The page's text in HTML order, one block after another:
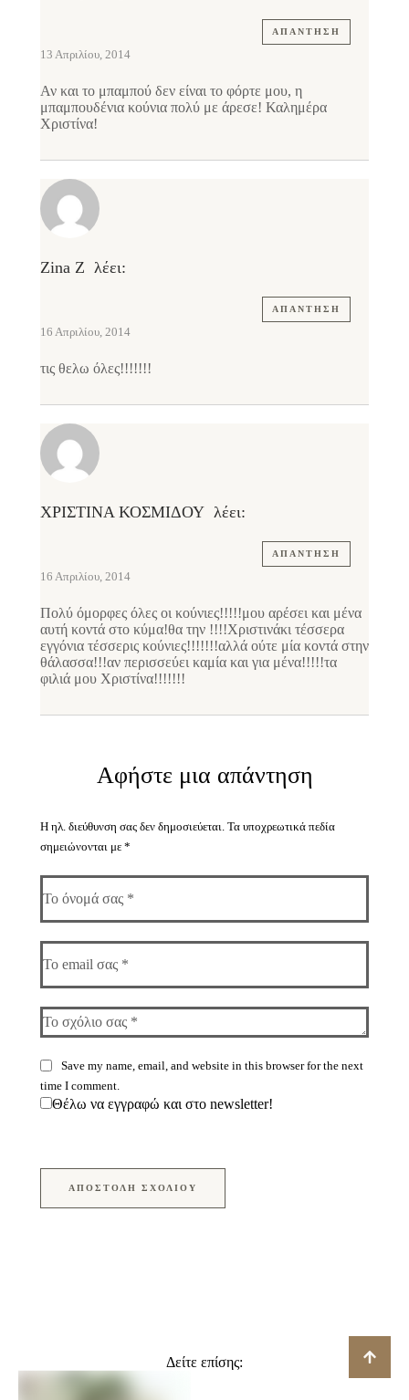
ΑΠΆΝΤΗΣΗ
13 Απριλίου, 2014
Αν και το μπαμπού δεν είναι το φόρτε μου, η
μπαμπουδένια κούνια πολύ με άρεσε! Καλημέρα
Χριστίνα!
Zina Z λέει:
ΑΠΆΝΤΗΣΗ
16 Απριλίου, 2014
τις θελω όλες!!!!!!!
ΧΡΙΣΤΙΝΑ ΚΟΣΜΙΔΟΥ λέει:
ΑΠΆΝΤΗΣΗ
16 Απριλίου, 2014
Πολύ όμορφες όλες οι κούνιες!!!!!μου αρέσει και μένα
αυτή κοντά στο κύμα!θα την !!!!Χριστινάκι τέσσερα
εγγόνια τέσσερις κούνιες!!!!!!!αλλά ούτε μία κοντά στην
θάλασσα!!!αν περισσεύει καμία και για μένα!!!!!τα
φιλιά μου Χριστίνα!!!!!!!
Αφήστε μια απάντηση
Η ηλ. διεύθυνση σας δεν δημοσιεύεται. Τα υποχρεωτικά πεδία
σημειώνονται με *
Save my name, email, and website in this browser for the next
time I comment.
Θέλω να εγγραφώ και στο newsletter!
ΑΠΟΣΤΟΛΉ ΣΧΟΛΊΟΥ
Δείτε επίσης: